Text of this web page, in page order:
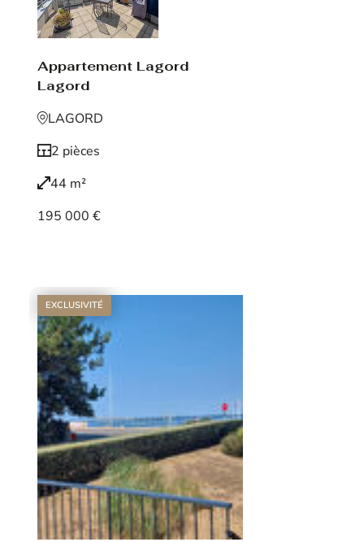
Appartement Lagord
Lagord
LAGORD
2 pièces
44 m²
195 000 €
EXCLUSIVITÉ